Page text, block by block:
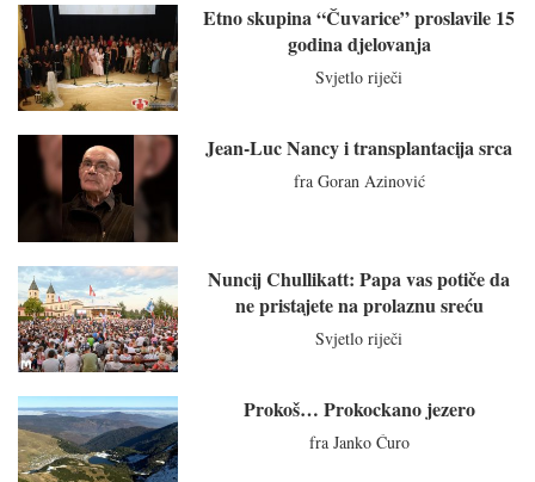
Etno skupina “Čuvarice” proslavile 15
godina djelovanja
Svjetlo riječi
Jean-Luc Nancy i transplantacija srca
fra Goran Azinović
Nuncij Chullikatt: Papa vas potiče da
ne pristajete na prolaznu sreću
Svjetlo riječi
Prokoš… Prokockano jezero
fra Janko Ćuro